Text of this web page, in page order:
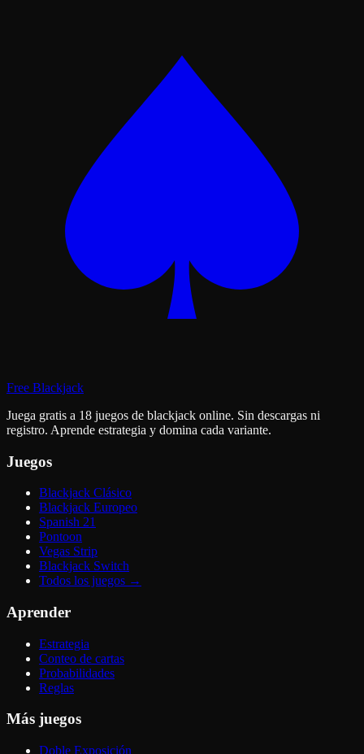
Free Blackjack
Juega gratis a 18 juegos de blackjack online. Sin descargas ni
registro. Aprende estrategia y domina cada variante.
Juegos
Blackjack Clásico
Blackjack Europeo
Spanish 21
Pontoon
Vegas Strip
Blackjack Switch
Todos los juegos →
Aprender
Estrategia
Conteo de cartas
Probabilidades
Reglas
Más juegos
Doble Exposición